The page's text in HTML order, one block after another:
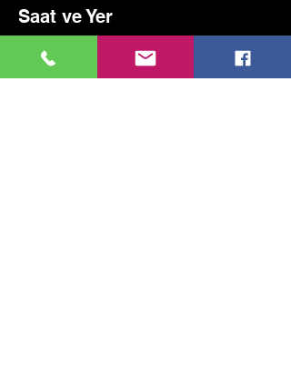
Saat ve Yer
29 Ara 2024 19:00 – 22:00
Kadıköy, Erenköy, Kazım Karabekirpaşa Sok.